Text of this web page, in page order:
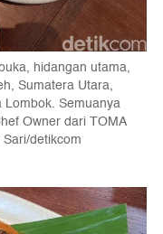
hidangan utama,
Sumatera Utara,
Semuanya
Owner dari TOMA
detikcom